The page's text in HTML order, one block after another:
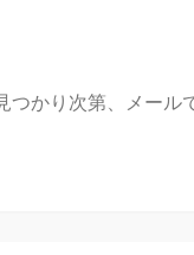
かり次第、メール